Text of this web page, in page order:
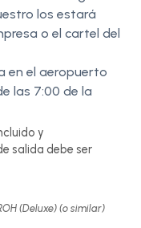
los estará
o el cartel del
en el aeropuerto
las 7:00 de la
y
salida debe ser
(Deluxe) (o similar)